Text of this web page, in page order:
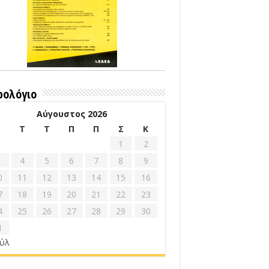
Αύγουστος 2026
Τ Τ Π Π Σ
Κ
1
2
4 5 6 7 8
9
11 12 13 14 15
16
18 19 20 21 22
23
25 26 27 28 29
30